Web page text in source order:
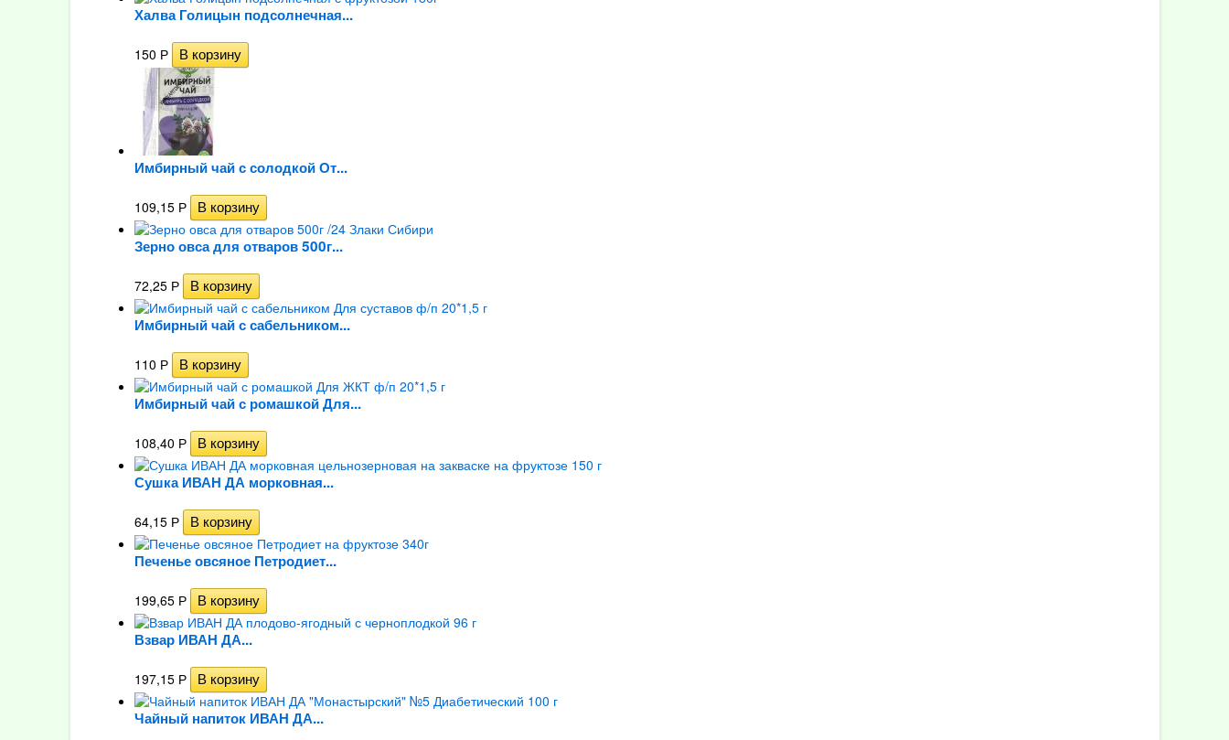
Халва Голицын подсолнечная...
150 Р
Имбирный чай с солодкой От...
109,15 Р
Зерно овса для отваров 500г...
72,25 Р
Имбирный чай с сабельником...
110 Р
Имбирный чай с ромашкой Для...
108,40 Р
Сушка ИВАН ДА морковная...
64,15 Р
Печенье овсяное Петродиет...
199,65 Р
Взвар ИВАН ДА...
197,15 Р
Чайный напиток ИВАН ДА...